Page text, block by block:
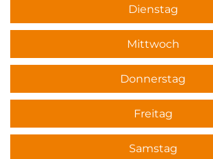
Dienstag
Mittwoch
Donnerstag
Freitag
Samstag